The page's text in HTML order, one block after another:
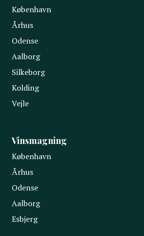
København
Århus
Odense
Aalborg
Silkeborg
Kolding
Vejle
Vinsmagning
København
Århus
Odense
Aalborg
Esbjerg